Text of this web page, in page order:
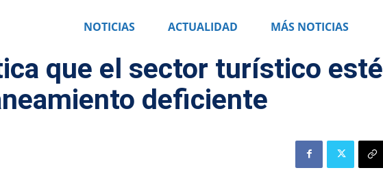
NOTICIAS ACTUALIDAD MÁS NOTICIAS
que el sector turístico esté
deficiente